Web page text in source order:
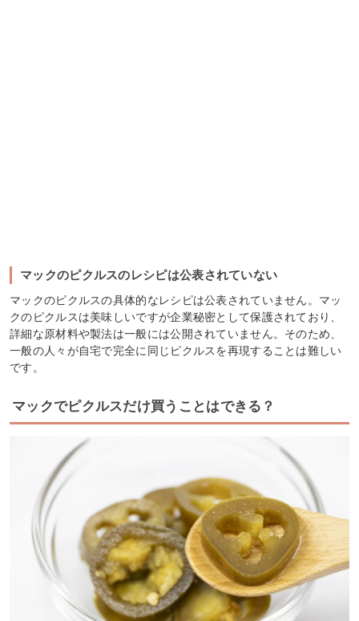
マックのピクルスのレシピは公表されていない
マックのピクルスの具体的なレシピは公表されていません。マッ
クのピクルスは美味しいですが企業秘密として保護されており、
詳細な原材料や製法は一般には公開されていません。そのため、
一般の人々が自宅で完全に同じピクルスを再現することは難しい
です。
マックでピクルスだけ買うことはできる？